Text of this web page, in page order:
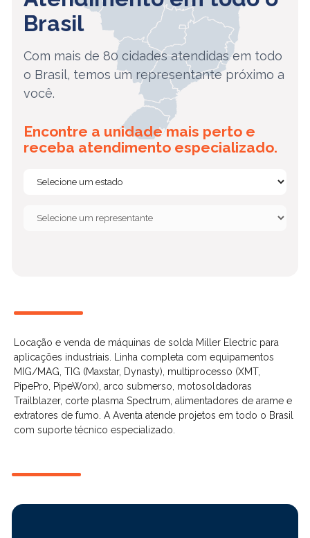
Brasil
Com mais de 80 cidades atendidas em todo
o Brasil, temos um representante próximo a
você.
Encontre a unidade mais perto e
receba atendimento especializado.
Locação e venda de máquinas de solda Miller Electric para
aplicações industriais. Linha completa com equipamentos
MIG/MAG, TIG (Maxstar, Dynasty), multiprocesso (XMT,
PipePro, PipeWorx), arco submerso, motosoldadoras
Trailblazer, corte plasma Spectrum, alimentadores de arame e
extratores de fumo. A Aventa atende projetos em todo o Brasil
com suporte técnico especializado.